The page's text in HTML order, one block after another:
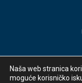
Naša web stranica
moguće korisničko